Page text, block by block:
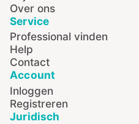
Over ons
Service
Professional vinden
Help
Contact
Account
Inloggen
Registreren
Juridisch